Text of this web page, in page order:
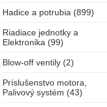
Hadice a potrubia (899)
Riadiace jednotky a
Elektronika (99)
Blow-off ventily (2)
Príslušenstvo motora,
Palivový systém (43)